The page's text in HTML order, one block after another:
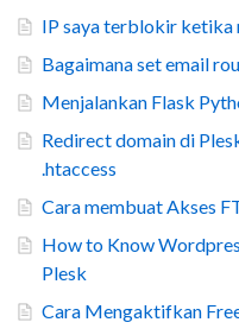
IP saya terblokir ketika
Bagaimana set email
Menjalankan Flask
Redirect domain di
.htaccess
Cara membuat Akses
How to Know
Plesk
Cara Mengaktifkan